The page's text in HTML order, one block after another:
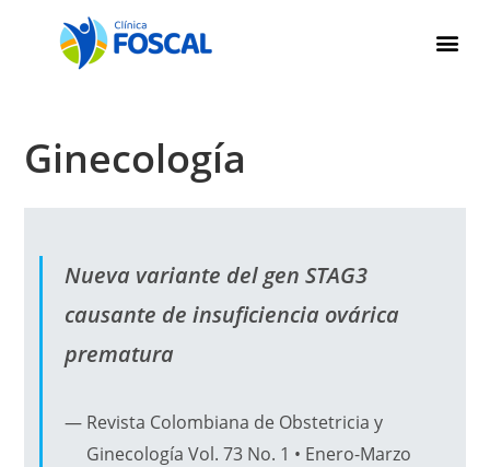
Ginecología
Nueva variante del gen STAG3
causante de insuficiencia ovárica
prematura
Revista Colombiana de Obstetricia y
Ginecología Vol. 73 No. 1 • Enero-Marzo